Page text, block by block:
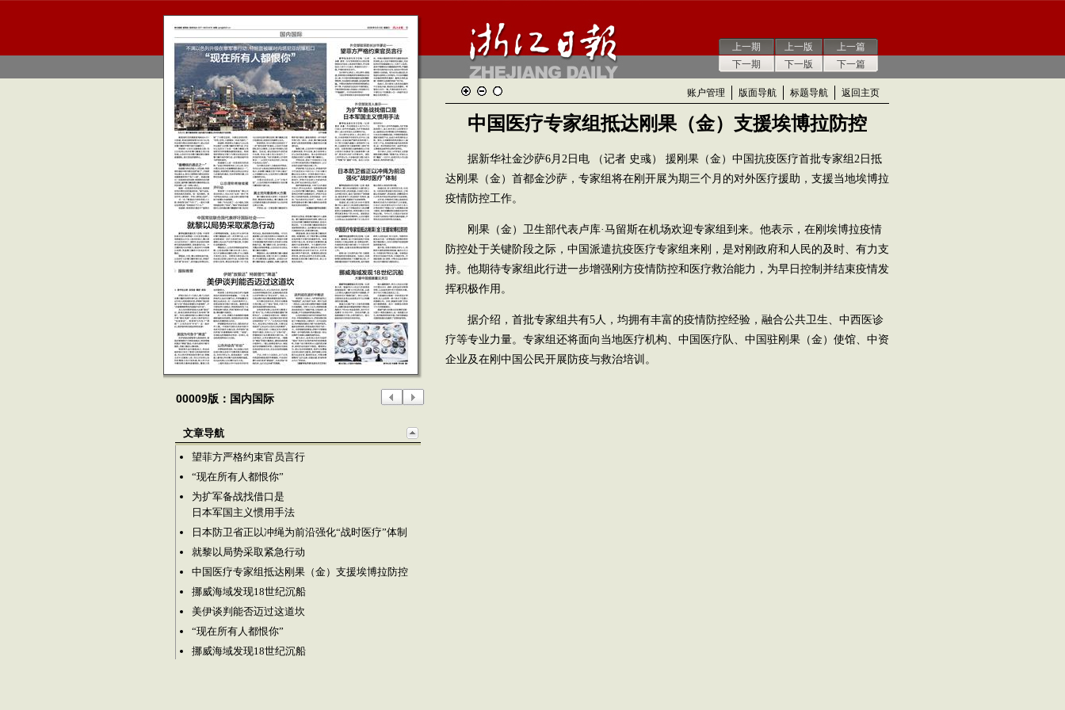
上一期
下一期
上一版
下一版
上一篇
下一篇
00009版：国内国际
文章导航
望菲方严格约束官员言行
“现在所有人都恨你”
为扩军备战找借口是
日本军国主义惯用手法
日本防卫省正以冲绳为前沿强化“战时医疗”体制
就黎以局势采取紧急行动
中国医疗专家组抵达刚果（金）支援埃博拉防控
挪威海域发现18世纪沉船
美伊谈判能否迈过这道坎
“现在所有人都恨你”
挪威海域发现18世纪沉船
账户管理 版面导航 标题导航 返回主页
中国医疗专家组抵达刚果（金）支援埃博拉防控
据新华社金沙萨6月2日电 （记者 史彧） 援刚果（金）中国抗疫医疗首批专家组2日抵
达刚果（金）首都金沙萨，专家组将在刚开展为期三个月的对外医疗援助，支援当地埃博拉
疫情防控工作。
刚果（金）卫生部代表卢库·马留斯在机场欢迎专家组到来。他表示，在刚埃博拉疫情
防控处于关键阶段之际，中国派遣抗疫医疗专家组来刚，是对刚政府和人民的及时、有力支
持。他期待专家组此行进一步增强刚方疫情防控和医疗救治能力，为早日控制并结束疫情发
挥积极作用。
据介绍，首批专家组共有5人，均拥有丰富的疫情防控经验，融合公共卫生、中西医诊
疗等专业力量。专家组还将面向当地医疗机构、中国医疗队、中国驻刚果（金）使馆、中资
企业及在刚中国公民开展防疫与救治培训。